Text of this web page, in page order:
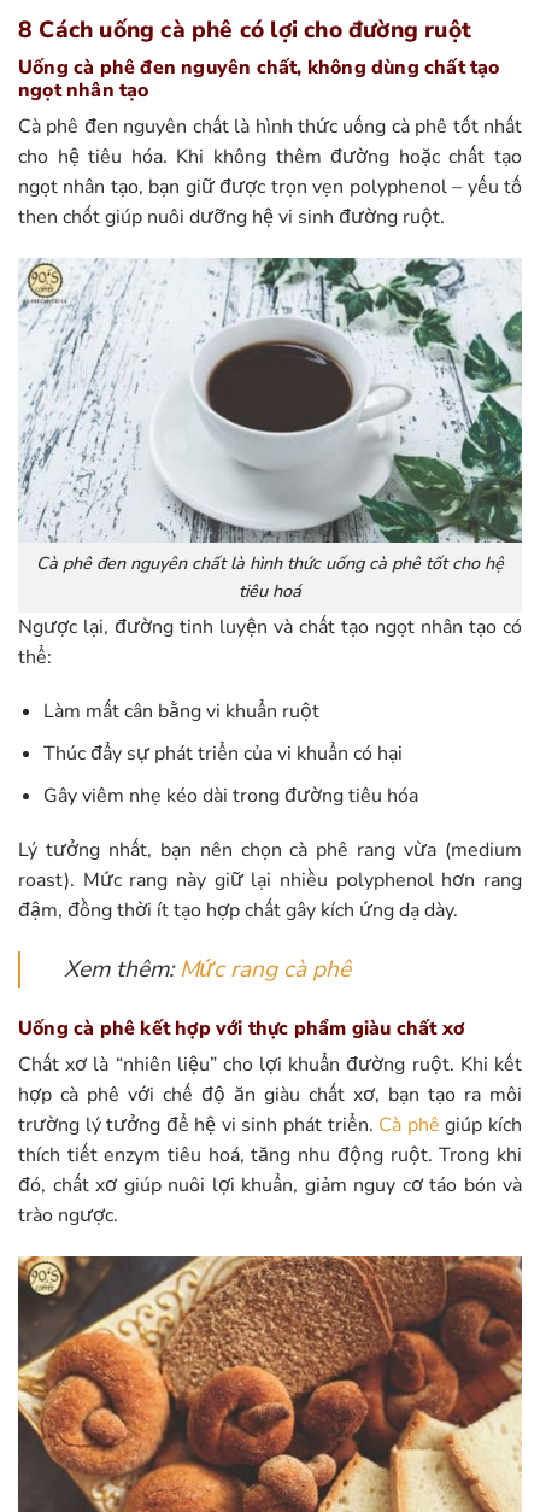
8 Cách uống cà phê có lợi cho đường ruột
Uống cà phê đen nguyên chất, không dùng chất tạo
ngọt nhân tạo
Cà phê đen nguyên chất là hình thức uống cà phê tốt nhất
cho hệ tiêu hóa. Khi không thêm đường hoặc chất tạo
ngọt nhân tạo, bạn giữ được trọn vẹn polyphenol – yếu tố
then chốt giúp nuôi dưỡng hệ vi sinh đường ruột.
Cà phê đen nguyên chất là hình thức uống cà phê tốt cho hệ
tiêu hoá
Ngược lại, đường tinh luyện và chất tạo ngọt nhân tạo có
thể:
Làm mất cân bằng vi khuẩn ruột
Thúc đẩy sự phát triển của vi khuẩn có hại
Gây viêm nhẹ kéo dài trong đường tiêu hóa
Lý tưởng nhất, bạn nên chọn cà phê rang vừa (medium
roast). Mức rang này giữ lại nhiều polyphenol hơn rang
đậm, đồng thời ít tạo hợp chất gây kích ứng dạ dày.
Xem thêm:Mức rang cà phê
Uống cà phê kết hợp với thực phẩm giàu chất xơ
Chất xơ là “nhiên liệu” cho lợi khuẩn đường ruột. Khi kết
hợp cà phê với chế độ ăn giàu chất xơ, bạn tạo ra môi
trường lý tưởng để hệ vi sinh phát triển. Cà phê giúp kích
thích tiết enzym tiêu hoá, tăng nhu động ruột. Trong khi
đó, chất xơ giúp nuôi lợi khuẩn, giảm nguy cơ táo bón và
trào ngược.